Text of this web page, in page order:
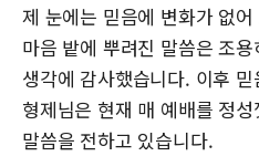
제 눈에는 믿음에 변화가 없
마음 밭에 뿌려진 말씀은 조
생각에 감사했습니다. 이후
형제님은 현재 매 예배를 정
말씀을 전하고 있습니다.